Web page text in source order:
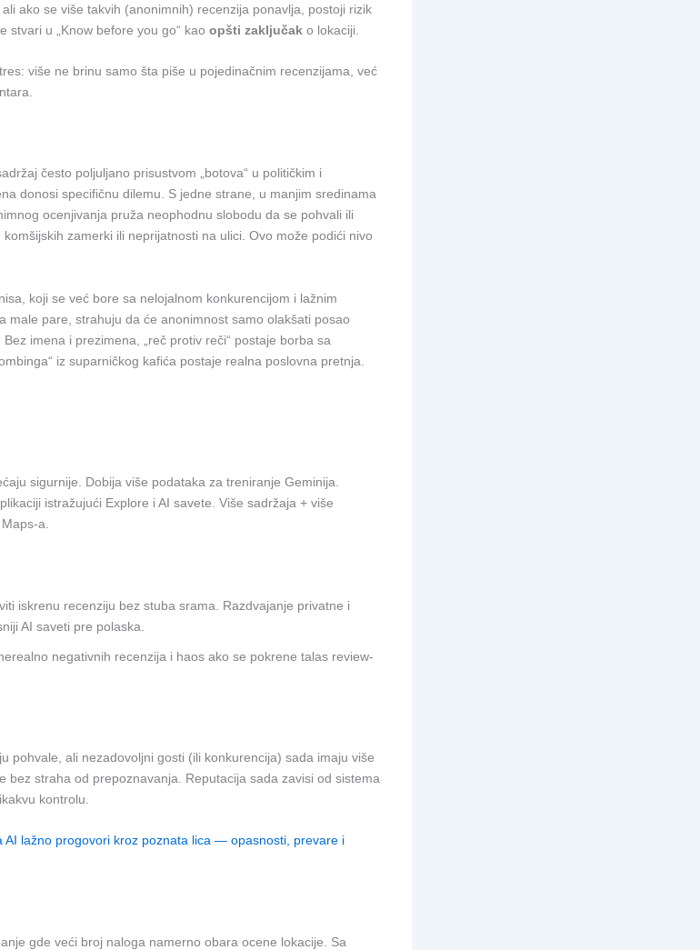
ako se više takvih (anonimnih) recenzija ponavlja, postoji rizik
stvari u „Know before you go“ kao opšti zaključak o lokaciji.
više ne brinu samo šta piše u pojedinačnim recenzijama, već
često poljuljano prisustvom „botova“ u političkim i
donosi specifičnu dilemu. S jedne strane, u manjim sredinama
ocenjivanja pruža neophodnu slobodu da se pohvali ili
zamerki ili neprijatnosti na ulici. Ovo može podići nivo
koji se već bore sa nelojalnom konkurencijom i lažnim
male pare, strahuju da će anonimnost samo olakšati posao
imena i prezimena, „reč protiv reči“ postaje borba sa
iz suparničkog kafića postaje realna poslovna pretnja.
sigurnije. Dobija više podataka za treniranje Geminija.
istražujući Explore i AI savete. Više sadržaja + više
a.
iskrenu recenziju bez stuba srama. Razdvajanje privatne i
AI saveti pre polaska.
negativnih recenzija i haos ako se pokrene talas review-
pohvale, ali nezadovoljni gosti (ili konkurencija) sada imaju više
bez straha od prepoznavanja. Reputacija sada zavisi od sistema
kontrolu.
AI lažno progovori kroz poznata lica — opasnosti, prevare i
gde veći broj naloga namerno obara ocene lokacije. Sa